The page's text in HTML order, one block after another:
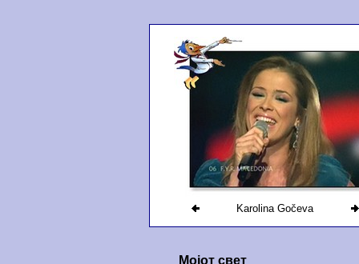
Karolina Gočeva
Мојот свет